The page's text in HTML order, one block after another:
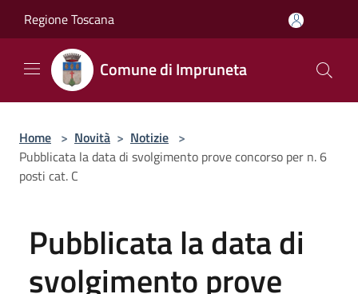
Regione Toscana
Comune di Impruneta
Home > Novità > Notizie >
Pubblicata la data di svolgimento prove concorso per n. 6
posti cat. C
Pubblicata la data di
svolgimento prove